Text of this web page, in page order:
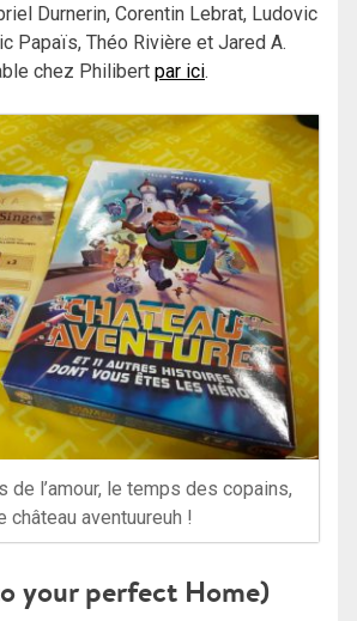
Durnerin, Corentin Lebrat, Ludovic
Papaïs, Théo Rivière et Jared A.
chez Philibert par ici.
de l’amour, le temps des copains,
château aventuureuh !
your perfect Home)